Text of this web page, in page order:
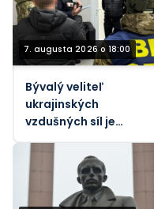
7. augusta 2026 o 18:00
Bývalý veliteľ
ukrajinských
vzdušných síl je
vyšetrovania korupcie